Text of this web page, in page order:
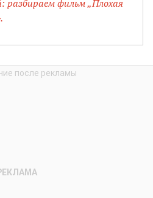
разбираем фильм „Плохая